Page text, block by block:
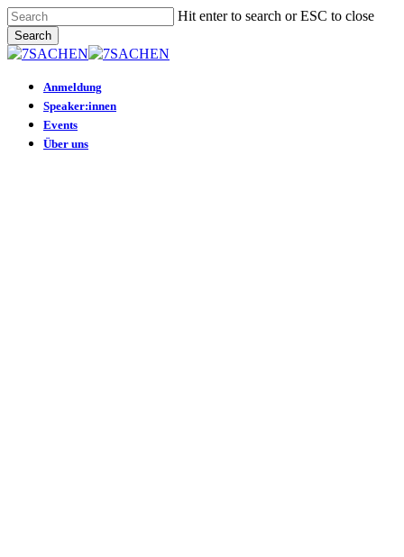
Skip
to
main
Hit enter to search or ESC to close
Search
Close
Menu
Anmeldung
Speaker:innen
Events
Über uns